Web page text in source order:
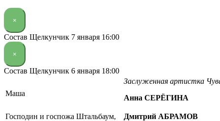
×
Состав Щелкунчик 7 января 16:00
×
Состав Щелкунчик 6 января 18:00
Маша
Заслуженная артистка
Анна СЕРЁГИНА
Господин и госпожа Штальбаум,
Дмитрий АБРАМОВ